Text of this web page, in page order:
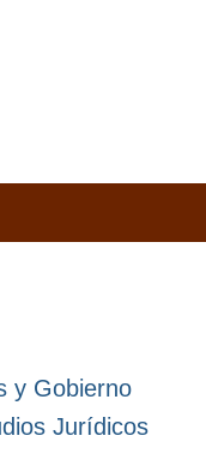
y Gobierno
Jurídicos